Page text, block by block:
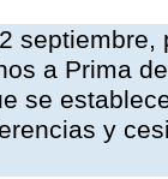
a Prima
se
y